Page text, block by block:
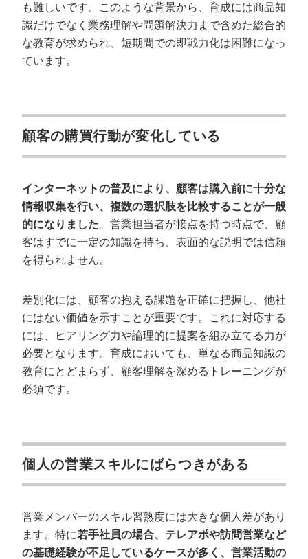
も難しいです。このような背景から、育成には商品知
識だけでなく業務理解や問題解決力まで含めた総合的
な教育が求められ、短期間での即戦力化は困難になっ
ています。
顧客の購買行動が変化している
インターネットの普及により、顧客は購入前に十分な
情報収集を行い、複数の選択肢を比較することが一般
的になりました。営業担当者が接点を持つ時点で、顧
客はすでに一定の知識を持ち、表面的な説明では信頼
を得られません。
差別化には、顧客の抱える課題を正確に把握し、他社
にはない価値を示すことが重要です。これに対応する
には、ヒアリング力や論理的に提案を組み立てる力が
必要となります。育成においても、単なる商品知識の
教育にとどまらず、顧客理解を深めるトレーニングが
必須です。
個人の営業スキルにばらつきがある
営業メンバーのスキル習熟度には大きな個人差があり
ます。特に若手社員の場合、テレアポや訪問営業など
の基礎経験が不足しているケースが多く、営業活動の